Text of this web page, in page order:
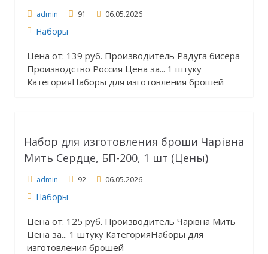
admin 91 06.05.2026
Наборы
Цена от: 139 руб. Производитель Радуга бисера
Производство Россия Цена за... 1 штуку
КатегорияНаборы для изготовления брошей
Набор для изготовления броши Чарiвна
Мить Сердце, БП-200, 1 шт (Цены)
admin 92 06.05.2026
Наборы
Цена от: 125 руб. Производитель Чарiвна Мить
Цена за... 1 штуку КатегорияНаборы для
изготовления брошей